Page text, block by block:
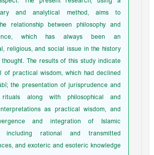
and analytical method, aims to
relationship between philosophy and
which has always been an
religious, and social issue in the history
thought. The results of this study indicate
of practical wisdom, which had declined
the presentation of jurisprudence and
rituals along with philosophical and
as practical wisdom, and
and integration of Islamic
including rational and transmitted
and exoteric and esoteric knowledge.